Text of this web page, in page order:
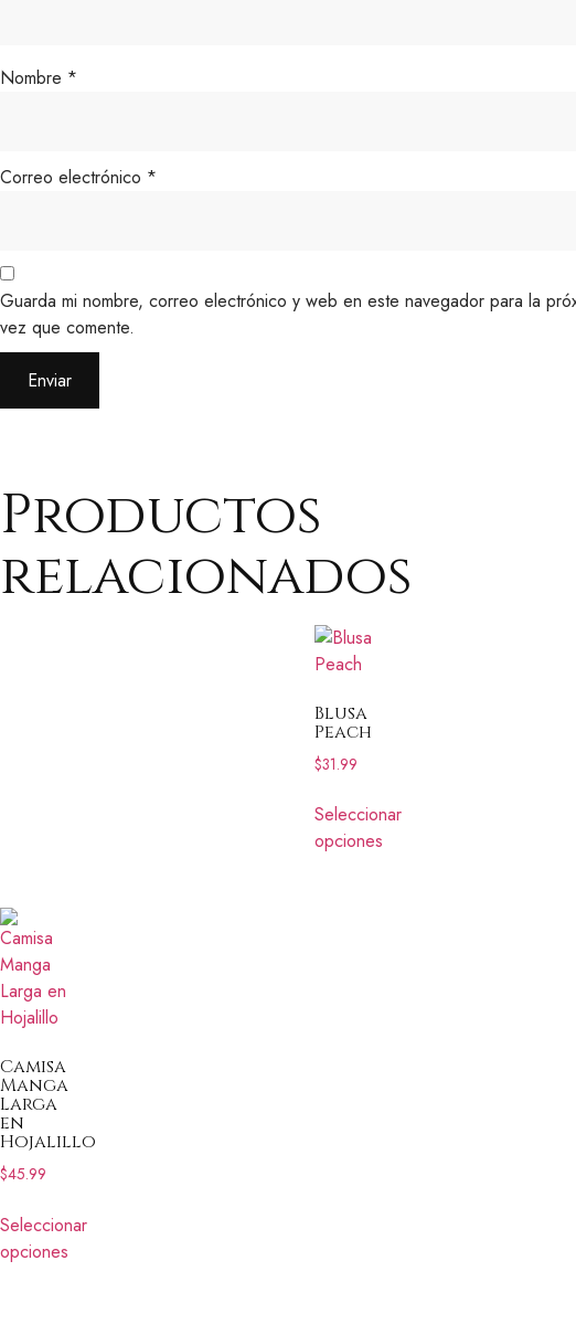
Nombre *
Correo electrónico *
Guarda mi nombre, correo electrónico y web en este navegador para la
vez que comente.
Productos
relacionados
Blusa
Peach
$31.99
Seleccionar
opciones
Camisa
Manga
Larga
en
Hojalillo
$45.99
Seleccionar
opciones